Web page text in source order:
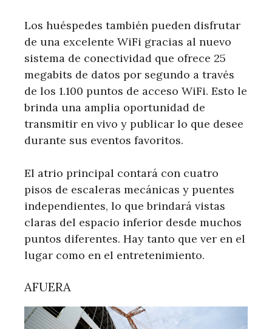
Los huéspedes también pueden disfrutar
de una excelente WiFi gracias al nuevo
sistema de conectividad que ofrece 25
megabits de datos por segundo a través
de los 1.100 puntos de acceso WiFi. Esto le
brinda una amplia oportunidad de
transmitir en vivo y publicar lo que desee
durante sus eventos favoritos.
El atrio principal contará con cuatro
pisos de escaleras mecánicas y puentes
independientes, lo que brindará vistas
claras del espacio inferior desde muchos
puntos diferentes. Hay tanto que ver en el
lugar como en el entretenimiento.
AFUERA